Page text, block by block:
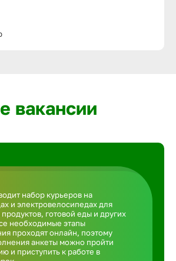
вакансии
набор курьеров на
и электровелосипедах для
готовой еды и других
необходимые этапы
проходят онлайн, поэтому
анкеты можно пройти
и приступить к работе в